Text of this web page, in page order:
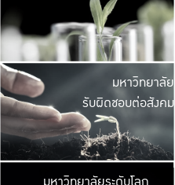
มีพื้นที่เขียวสดใส
เป็นป่าในเมือง เกษต
มหาวิ
ค
เปิดประ
และพบเรื่องราวใ
มหาวิทยาลัย
รับผิดชอบต่อสังคม
มหาวิ